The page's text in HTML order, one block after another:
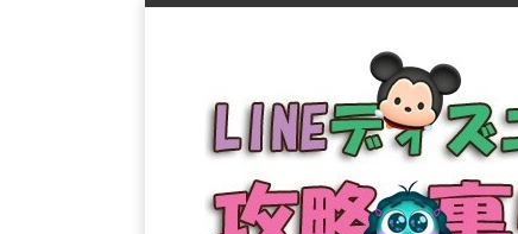
LINEディズニー
支持率No1！痒いところに手が届
セレクト情報をいち早く提供する
0％楽しめるサイトを目指していま